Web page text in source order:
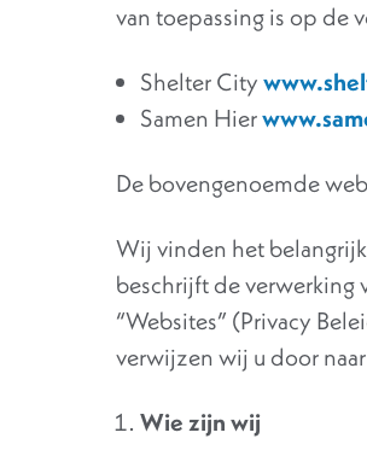
van toepassing is op de
Shelter City
Samen Hier
De bovengenoemde
Wij vinden het
beschrijft de verwerking
“Websites” (Privacy
verwijzen wij u door
Wie zijn wij